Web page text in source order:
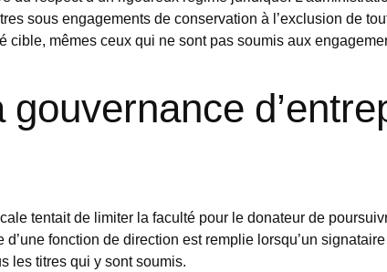
sous engagements de conservation à l’exclusion de
cible, mêmes ceux qui ne sont pas soumis aux
gouvernance
tentait de limiter la faculté pour le donateur de
fonction de direction est remplie lorsqu’un
les titres qui y sont soumis.